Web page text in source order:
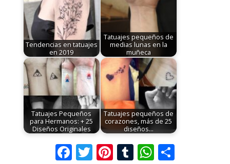
Tendencias en tatuajes
en 2019
Tatuajes pequeños de
medias lunas en la
muñeca
Tatuajes Pequeños
para Hermanos: + 25
Diseños Originales
Tatuajes pequeños de
corazones, más de 25
diseños…
F T Pi T W